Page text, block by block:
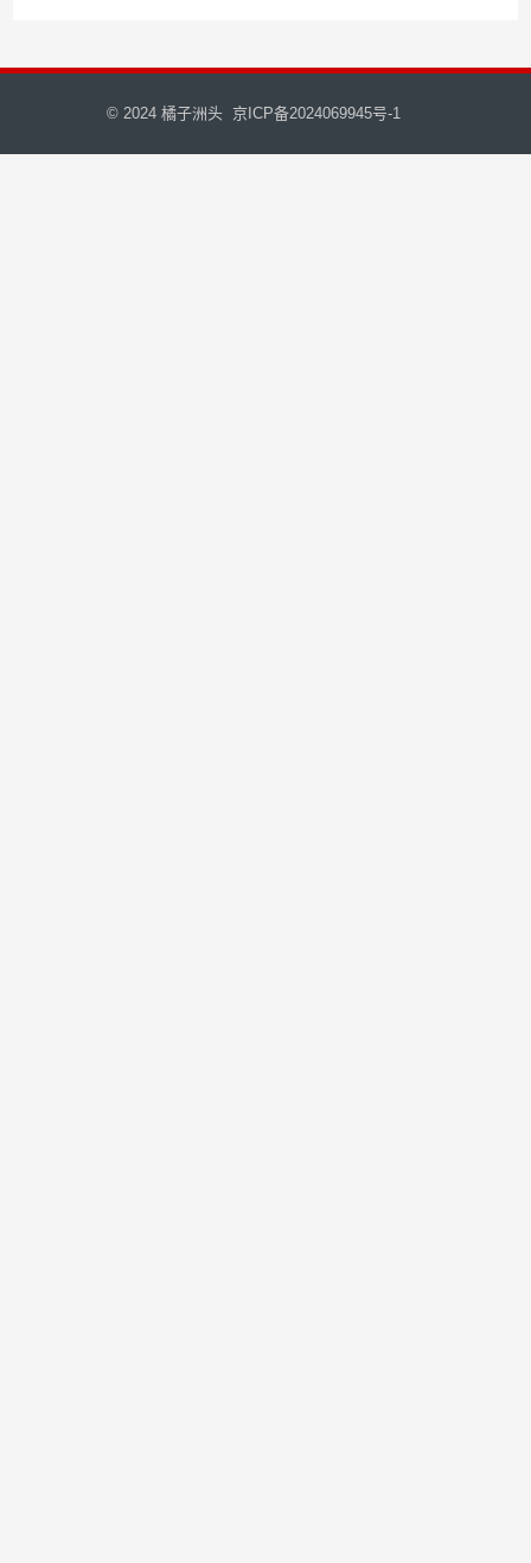
© 2024 橘子洲头 京ICP备2024069945号-1